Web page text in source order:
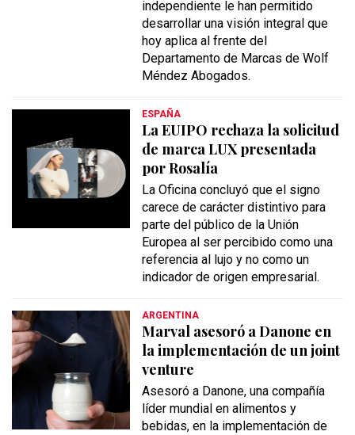
independiente le han permitido
desarrollar una visión integral que
hoy aplica al frente del
Departamento de Marcas de Wolf
Méndez Abogados.
ESPAÑA
La EUIPO rechaza la solicitud
de marca LUX presentada
por Rosalía
La Oficina concluyó que el signo
carece de carácter distintivo para
parte del público de la Unión
Europea al ser percibido como una
referencia al lujo y no como un
indicador de origen empresarial.
ARGENTINA
Marval asesoró a Danone en
la implementación de un joint
venture
Asesoró a Danone, una compañía
líder mundial en alimentos y
bebidas, en la implementación de